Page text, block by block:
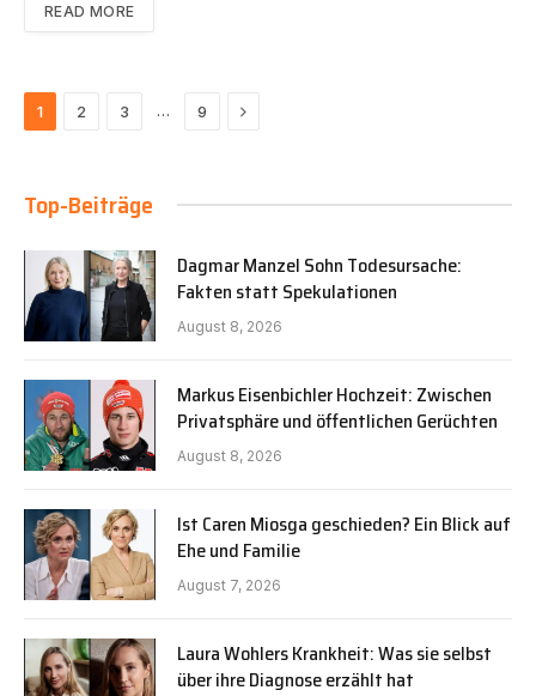
READ MORE
1 2 3 … 9 Next
Top-Beiträge
Dagmar Manzel Sohn Todesursache:
Fakten statt Spekulationen
August 8, 2026
Markus Eisenbichler Hochzeit: Zwischen
Privatsphäre und öffentlichen Gerüchten
August 8, 2026
Ist Caren Miosga geschieden? Ein Blick auf
Ehe und Familie
August 7, 2026
Laura Wohlers Krankheit: Was sie selbst
über ihre Diagnose erzählt hat